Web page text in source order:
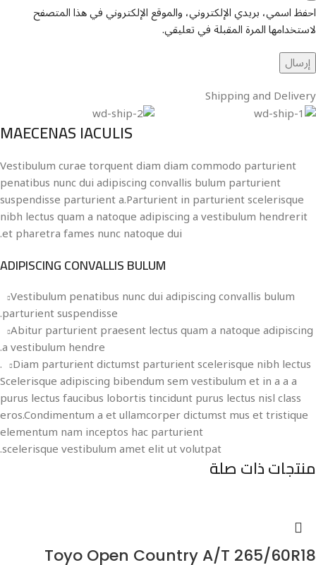
احفظ اسمي، بريدي الإلكتروني، والموقع الإلكتروني في هذا المتصفح
لاستخدامها المرة المقبلة في تعليقي.
Shipping and Delivery
MAECENAS IACULIS
Vestibulum curae torquent diam diam commodo parturient
penatibus nunc dui adipiscing convallis bulum parturient
suspendisse parturient a.Parturient in parturient scelerisque
nibh lectus quam a natoque adipiscing a vestibulum hendrerit
et pharetra fames nunc natoque dui.
ADIPISCING CONVALLIS BULUM
Vestibulum penatibus nunc dui adipiscing convallis bulum
parturient suspendisse.
Abitur parturient praesent lectus quam a natoque adipiscing
a vestibulum hendre.
Diam parturient dictumst parturient scelerisque nibh lectus.
Scelerisque adipiscing bibendum sem vestibulum et in a a a
purus lectus faucibus lobortis tincidunt purus lectus nisl class
eros.Condimentum a et ullamcorper dictumst mus et tristique
elementum nam inceptos hac parturient
scelerisque vestibulum amet elit ut volutpat.
منتجات ذات صلة
Toyo Open Country A/T 265/60R18